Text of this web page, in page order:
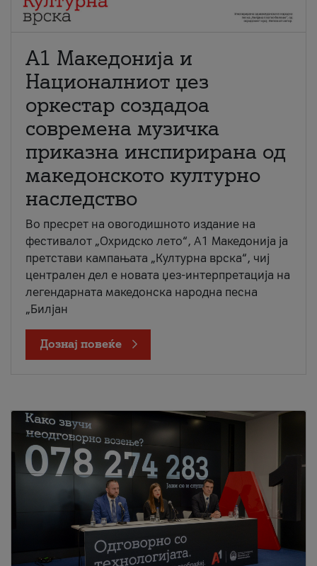
А1 Македонија и
Националниот џез
оркестар создадоа
современа музичка
приказна инспирирана од
македонското културно
наследство
Во пресрет на овогодишното издание на
фестивалот „Охридско лето“, А1 Македонија ја
претстави кампањата „Културна врска“, чиј
централен дел е новата џез-интерпретација на
легендарната македонска народна песна
„Билјан
Дознај повеќе